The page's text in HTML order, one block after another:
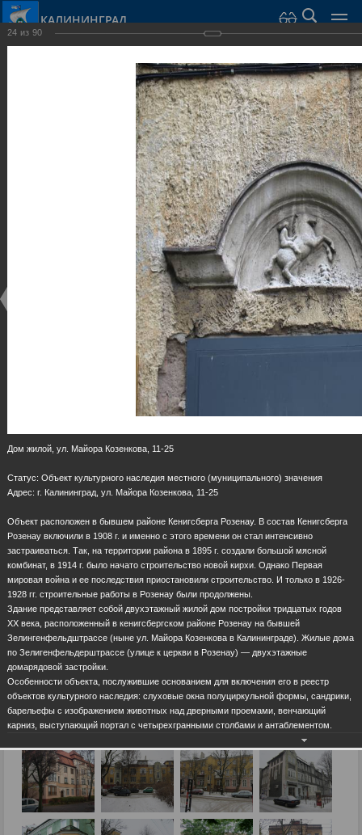
КАЛИНИНГРАД
Виллы и дома
24 из 90
Дом жилой, ул. Майора Козенкова, 11-25
Статус: Объект культурного наследия местного (муниципального) значения
Адрес: г. Калининград, ул. Майора Козенкова, 11-25
Объект расположен в бывшем районе Кенигсберга Розенау. В состав Кенигсберга
Розенау включили в 1908 г. и именно с этого времени он стал интенсивно
застраиваться. Так, на территории района в 1895 г. создали большой мясной
комбинат, в 1914 г. было начато строительство новой кирхи. Однако Первая
мировая война и ее последствия приостановили строительство. И только в 1926-
1928 гг. строительные работы в Розенау были продолжены.
Здание представляет собой двухэтажный жилой дом постройки тридцатых годов
ХХ века, расположенный в кенигсбергском районе Розенау на бывшей
Зелингенфельдштрассе (ныне ул. Майора Козенкова в Калининграде). Жилые дома
по Зелигенфельдерштрассе (улице к церкви в Розенау) — двухэтажные
домарядовой застройки.
Особенности объекта, послужившие основанием для включения его в реестр
объектов культурного наследия: слуховые окна полуциркульной формы, сандрики,
барельефы с изображением животных над дверными проемами, венчающий
карниз, выступающий портал с четырехгранными столбами и антаблементом.